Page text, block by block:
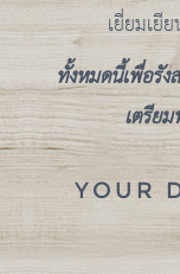
เยี่ยมเยี
ทั้งหมดนี้เพื่อรัง
เตรีย
YOUR